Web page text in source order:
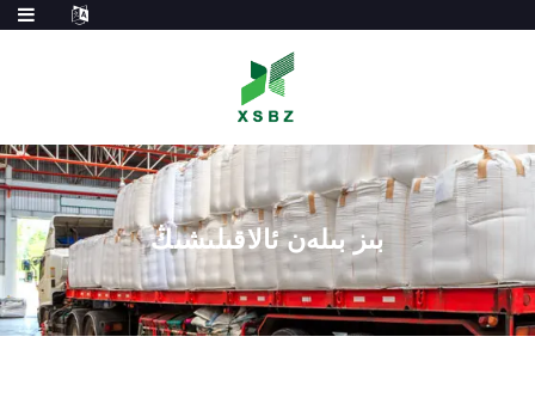
بىز بىلەن ئالاقىلىشىڭ